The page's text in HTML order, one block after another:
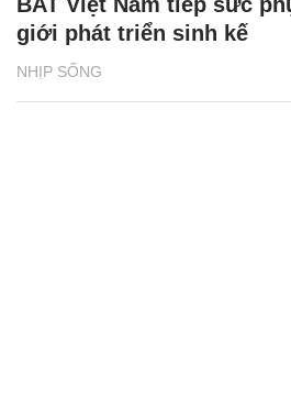
NHỊP SỐNG
giới phát triển sinh kế